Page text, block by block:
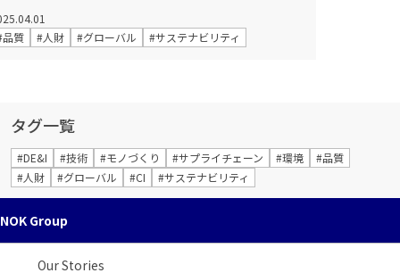
品質
#人財 #グローバル #サステナビリティ
タグ一覧
#DE&I #技術 #モノづくり #サプライチェーン #環境
#品質
#人財
#グローバル #CI #サステナビリティ
NOK Group
Our Stories